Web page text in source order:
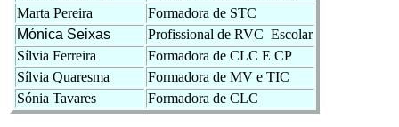
Marta Pereira
Formadora de STC
Mónica Seixas
Profissional de RVC Escolar
Sílvia Ferreira
Formadora de CLC E CP
Sílvia Quaresma
Formadora de MV e TIC
Sónia Tavares
Formadora de CLC